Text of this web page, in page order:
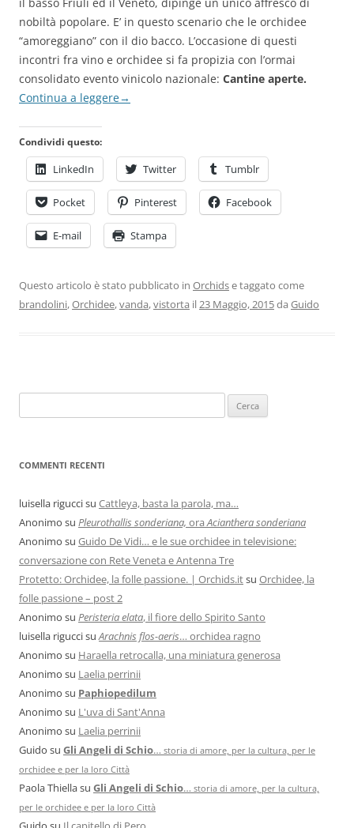
nobiltà popolare. E’ in questo scenario che le orchidee
“amoreggiano” con il dio bacco. L’occasione di questi
incontri fra vino e orchidee si fa propizia con l’ormai
consolidato evento vinicolo nazionale: Cantine aperte.
Continua a leggere→
Condividi questo:
LinkedIn Twitter Tumblr
Pocket Pinterest Facebook
E-mail Stampa
Questo articolo è stato pubblicato in Orchidse taggato come
brandolini,Orchidee,vanda,vistorta il 23 Maggio, 2015da Guido
COMMENTI RECENTI
luisella riguccisu Cattleya, basta la parola, ma…
Anonimo su Pleurothallis sonderiana, ora Acianthera sonderiana
Anonimo su Guido De Vidi… e le sue orchidee in televisione:
conversazione con Rete Veneta e Antenna Tre
Protetto: Orchidee, la folle passione. | Orchids.itsu Orchidee, la
folle passione – post 2
Anonimo su Peristeria elata, il fiore dello Spirito Santo
luisella riguccisu Arachnis flos-aeris… orchidea ragno
Anonimo su Haraella retrocalla, una miniatura generosa
Anonimo su Laelia perrinii
Anonimo su Paphiopedilum
Anonimo su L'uva di Sant'Anna
Anonimo su Laelia perrinii
Guido su Gli Angeli di Schio… storia di amore, per la cultura, per le
orchidee e per la loro Città
Paola Thiellasu Gli Angeli di Schio… storia di amore, per la cultura,
per le orchidee e per la loro Città